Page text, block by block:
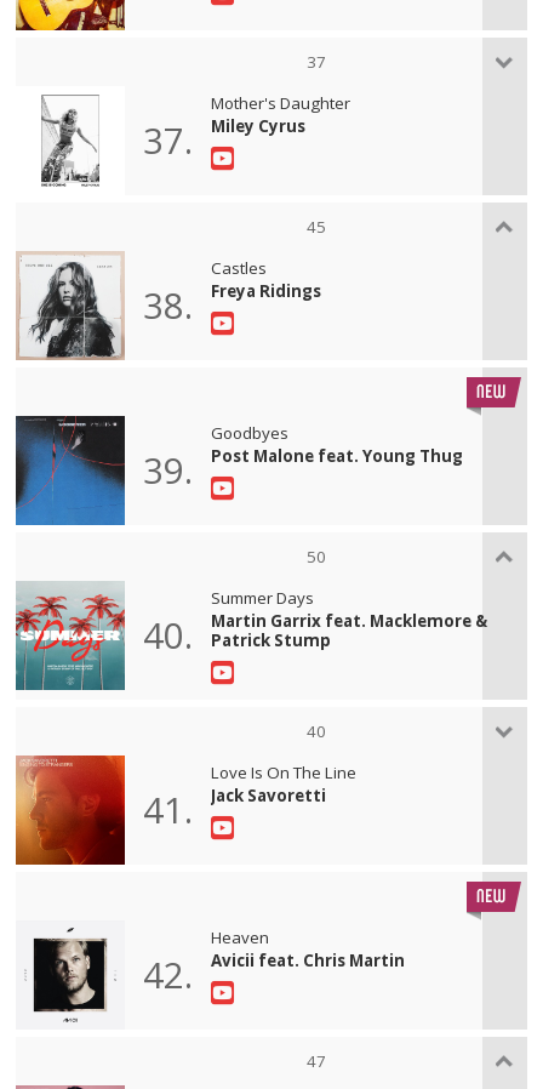
37
37.
Mother's Daughter
Miley Cyrus
45
38.
Castles
Freya Ridings
39.
Goodbyes
Post Malone feat. Young Thug
50
40.
Summer Days
Martin Garrix feat. Macklemore &
Patrick Stump
40
41.
Love Is On The Line
Jack Savoretti
42.
Heaven
Avicii feat. Chris Martin
47